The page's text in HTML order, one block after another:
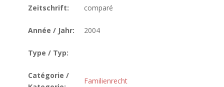
Zeitschrift:
comparé
Année / Jahr: 2004
Type / Typ:
Catégorie /
Familienrecht